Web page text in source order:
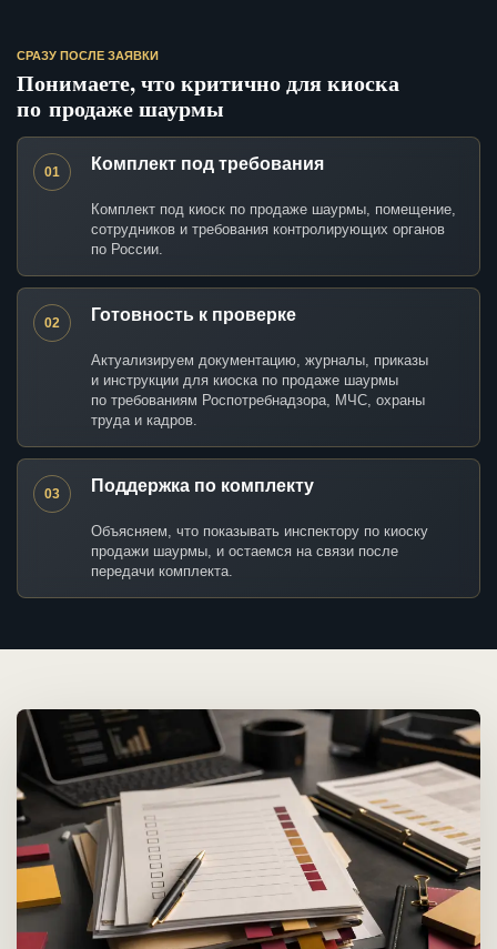
СРАЗУ ПОСЛЕ ЗАЯВКИ
Понимаете, что критично для киоска
по продаже шаурмы
01 Комплект под требования
Комплект под киоск по продаже шаурмы, помещение,
сотрудников и требования контролирующих органов
по России.
02 Готовность к проверке
Актуализируем документацию, журналы, приказы
и инструкции для киоска по продаже шаурмы
по требованиям Роспотребнадзора, МЧС, охраны
труда и кадров.
03 Поддержка по комплекту
Объясняем, что показывать инспектору по киоску
продажи шаурмы, и остаемся на связи после
передачи комплекта.